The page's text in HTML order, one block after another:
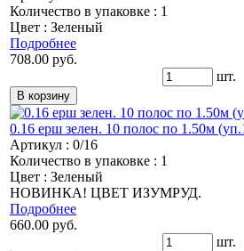
Количество в упаковке : 1
Цвет : Зеленый
Подробнее
708.00 руб.
шт.
0.16 ерш зелен. 10 полос по 1.50м
Артикул : 0/16
Количество в упаковке : 1
Цвет : Зеленый
НОВИНКА! ЦВЕТ ИЗУМРУД.
Подробнее
660.00 руб.
шт.